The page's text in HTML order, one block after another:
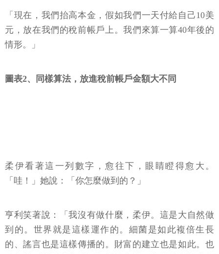
「現在，我們抬高本金，假如我們一天付給自己10美
元，放在我們的稅前帳戶上。我們來算一算40年後的
情形。」
圖表2、同樣算法，放進稅前帳戶金額大不同
柔伊看著這一列數字，愈往下，眼睛瞪得愈大。
「哇！」她說：「你怎麼做到的？」
亨利笑著說：「我沒有做什麼，柔伊。這是大自然做
到的。世界就是這樣運作的。細菌是如此複倍生長
的、謠言也是這樣傳播的。財富的建立也是如此。也